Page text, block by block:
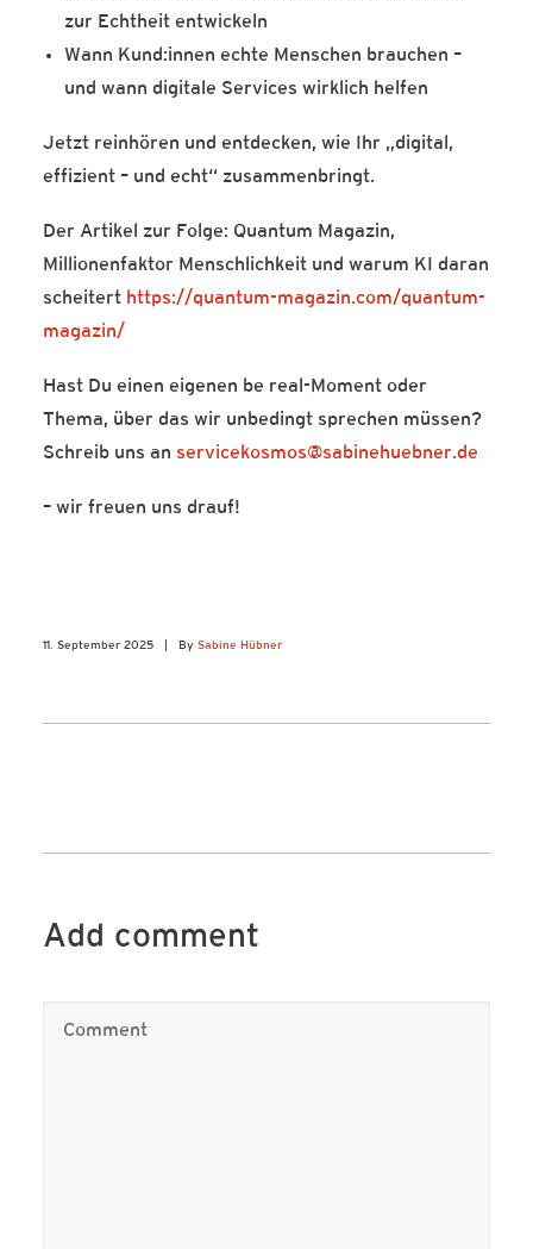
zur Echtheit entwickeln
Wann Kund:innen echte Menschen brauchen –
und wann digitale Services wirklich helfen
Jetzt reinhören und entdecken, wie Ihr „digital,
effizient – und echt“ zusammenbringt.
Der Artikel zur Folge: Quantum Magazin,
Millionenfaktor Menschlichkeit und warum KI daran
scheitert https://quantum-magazin.com/quantum-
magazin/
Hast Du einen eigenen be real-Moment oder
Thema, über das wir unbedingt sprechen müssen?
Schreib uns an servicekosmos@sabinehuebner.de
– wir freuen uns drauf!
11. September 2025 By Sabine Hübner
Add comment